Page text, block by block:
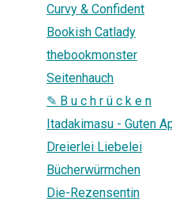
Curvy & Confident
Bookish Catlady
thebookmonster
Seitenhauch
✎ B u c h r ü c k e n
Itadakimasu - Guten
Dreierlei Liebelei
Bücherwürmchen
Die-Rezensentin